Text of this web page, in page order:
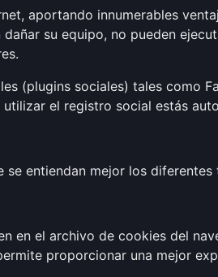
aportando innumerables
su equipo, no pueden
(plugins sociales) tales como
el registro social estás
entiendan mejor los
en el archivo de cookies del
proporcionar una mejor